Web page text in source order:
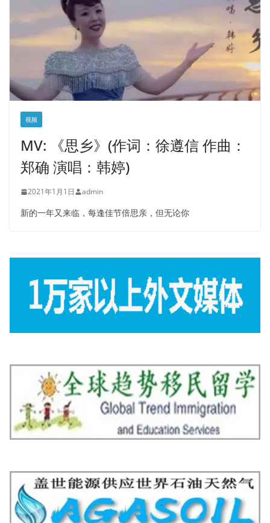
视频
MV: 《思乡》(作词：徐遵信 作曲：
郑确 演唱：韩婷)
2021年1月1日 admin
新的一年又来临，每逢佳节倍思亲，但无论你